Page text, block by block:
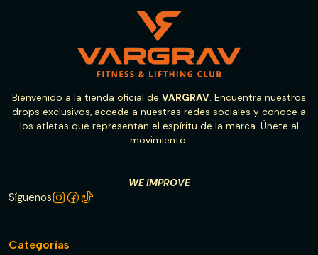
Bienvenido a la tienda oficial de VARGRAV. Encuentra nuestros
drops exclusivos, accede a nuestras redes sociales y conoce a
los atletas que representan el espíritu de la marca. Únete al
movimiento.
WE IMPROVE
Síguenos
Categorías